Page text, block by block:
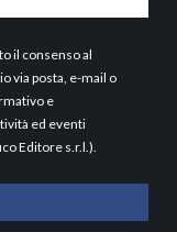
il consenso al
via posta, e-mail o
e
ed eventi
Editore s.r.l.).